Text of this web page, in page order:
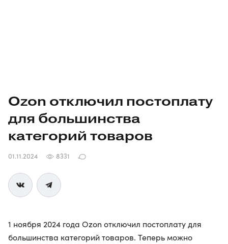
Ozon отключил постоплату
для большинства
категорий товаров
01.11.2024 8331
1 ноября 2024 года Ozon отключил постоплату для
большинства категорий товаров. Теперь можно